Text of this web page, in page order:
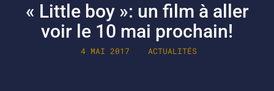
« Little boy »: un film à aller
voir le 10 mai prochain!
4 MAI 2017 ACTUALITÉS